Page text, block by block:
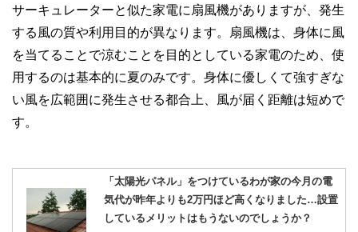
サーキュレーターと似た家電に扇風機がありますが、発生
する風の質や利用目的が異なります。扇風機は、身体に風
を当てることで涼むことを目的としている家電のため、使
用するのは基本的に夏のみです。身体に優しくて強すぎな
い風を広範囲に発生させる都合上、風が届く距離は短めで
す。
「太陽光パネル」をつけているわが家の今月の電
気代が昨年よりも2万円ほど高くなりました…設置
しているメリットはもうないのでしょうか？